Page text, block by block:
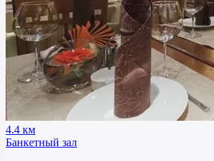
4.4 км
Банкетный зал